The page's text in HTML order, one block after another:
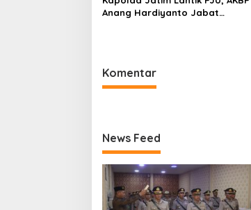
Anang Hardiyanto Jabat
Komentar
News Feed